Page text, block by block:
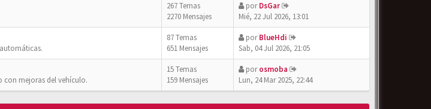
267 Temas
2270 Mensajes
porDsGar
Mié, 22 Jul 2026, 13:01
87 Temas
651 Mensajes
porBlueHdi
Sab, 04 Jul 2026, 21:05
con mejoras del vehículo.
15 Temas
159 Mensajes
porosmoba
Lun, 24 Mar 2025, 22:44